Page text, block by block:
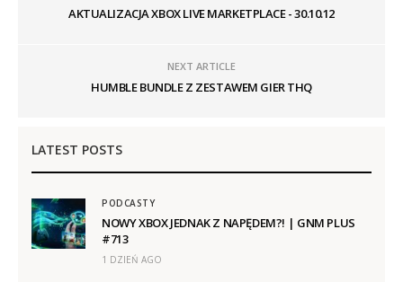
AKTUALIZACJA XBOX LIVE MARKETPLACE - 30.10.12
NEXT ARTICLE
HUMBLE BUNDLE Z ZESTAWEM GIER THQ
LATEST POSTS
PODCASTY
NOWY XBOX JEDNAK Z NAPĘDEM?! | GNM PLUS
#713
1 DZIEŃ AGO